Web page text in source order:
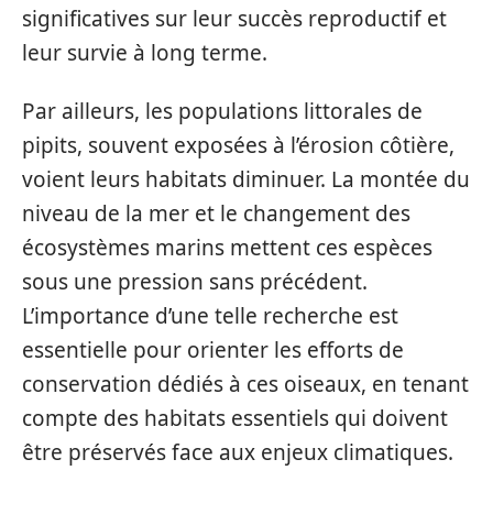
significatives sur leur succès reproductif et
leur survie à long terme.
Par ailleurs, les populations littorales de
pipits, souvent exposées à l’érosion côtière,
voient leurs habitats diminuer. La montée du
niveau de la mer et le changement des
écosystèmes marins mettent ces espèces
sous une pression sans précédent.
L’importance d’une telle recherche est
essentielle pour orienter les efforts de
conservation dédiés à ces oiseaux, en tenant
compte des habitats essentiels qui doivent
être préservés face aux enjeux climatiques.